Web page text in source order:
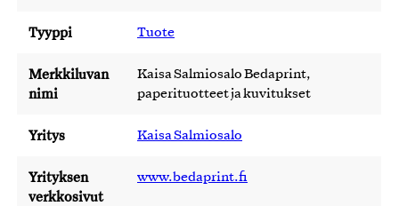
Tyyppi Tuote
Merkkiluvan
nimi
Kaisa Salmiosalo Bedaprint,
paperituotteet ja kuvitukset
Yritys Kaisa Salmiosalo
Yrityksen
verkkosivut
www.bedaprint.fi